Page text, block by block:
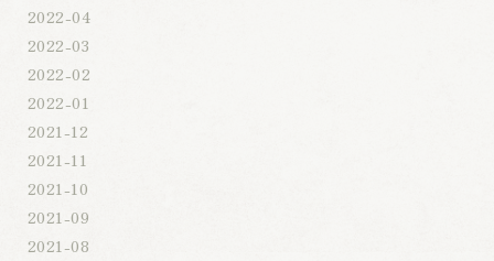
2022-04
2022-03
2022-02
2022-01
2021-12
2021-11
2021-10
2021-09
2021-08